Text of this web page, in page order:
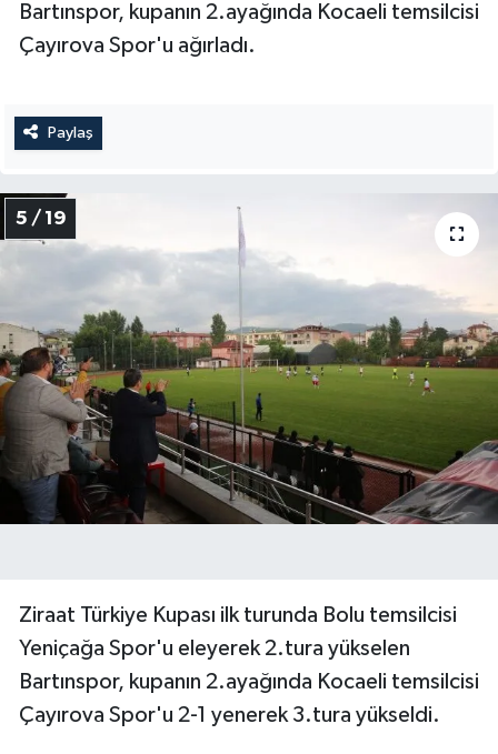
Bartınspor, kupanın 2.ayağında Kocaeli temsilcisi
Çayırova Spor'u ağırladı.
Paylaş
5 / 19
Ziraat Türkiye Kupası ilk turunda Bolu temsilcisi
Yeniçağa Spor'u eleyerek 2.tura yükselen
Bartınspor, kupanın 2.ayağında Kocaeli temsilcisi
Çayırova Spor'u 2-1 yenerek 3.tura yükseldi.